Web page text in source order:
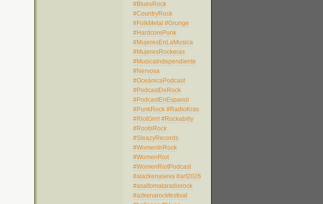
#BluesRock
#CountryRock
#FolkMetal #Grunge
#HardcorePunk
#MujeresEnLaMusica
#MujeresRockeras
#MusicaIndependiente
#Nervosa
#OceánicaPodcast
#PodcastDeRock
#PodcastEnEspanol
#PunkRock #RadioKras
#RiotGrrrl #Rockabilly
#RootsRock
#SleazyRecords
#WomenInRock
#WomenRiot
#WomenRiotPodcast
#alazkenaseva #arf2026
#asaltomataradiorock
#azkenarockfestival